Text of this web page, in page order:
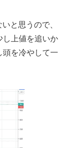
と思うので、
し上値を追いか
を冷やして一